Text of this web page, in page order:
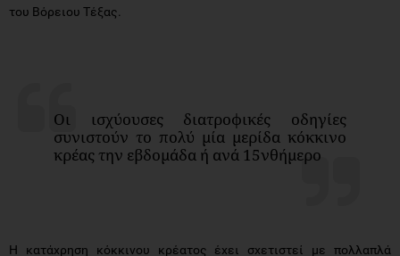
του Βόρειου Τέξας.
Οι ισχύουσες διατροφικές οδηγίες
συνιστούν το πολύ μία μερίδα κόκκινο
κρέας την εβδομάδα ή ανά 15νθήμερο
Η κατάχρηση κόκκινου κρέατος έχει σχετιστεί με πολλαπλά